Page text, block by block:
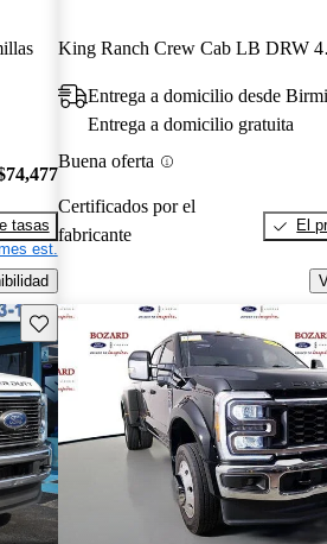
tasas
est.
King
Entrega a domicilio desde
Entrega a domicilio gratuita
Buena oferta
Certificados por el
fabricante
El
Guarda este Aviso